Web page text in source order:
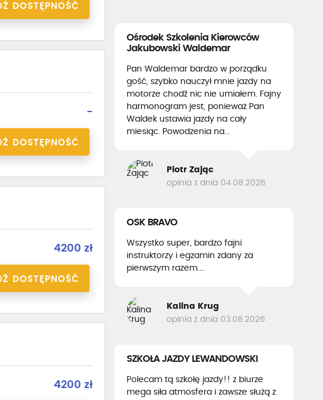
DOSTĘPNOŚĆ
-
DOSTĘPNOŚĆ
4200 zł
DOSTĘPNOŚĆ
4200 zł
Ośrodek Szkolenia Kierowców
Jakubowski Waldemar
Pan Waldemar bardzo w porządku
gość, szybko nauczył mnie jazdy na
motorze chodź nic nie umiałem. Fajny
harmonogram jest, ponieważ Pan
Waldek ustawia jazdy na cały
miesiąc. Powodzenia na...
Piotr Zając
opinia z dnia 04.08.2026
OSK BRAVO
Wszystko super, bardzo fajni
instruktorzy i egzamin zdany za
pierwszym razem....
Kalina Krug
opinia z dnia 03.08.2026
SZKOŁA JAZDY LEWANDOWSKI
Polecam tą szkołę jazdy!! z biurze
mega siła atmosfera i zawsze służą z